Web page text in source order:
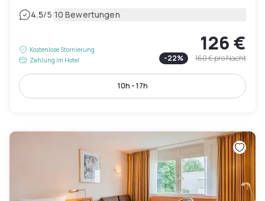
4.5/5|10 Bewertungen
Kostenlose Stornierung
Zahlung im Hotel
126 €
-22% 160 €pro Nacht
10h - 17h